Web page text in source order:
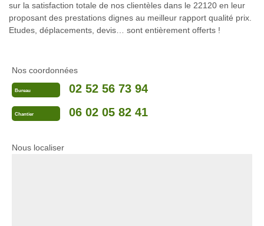
sur la satisfaction totale de nos clientèles dans le 22120 en leur
proposant des prestations dignes au meilleur rapport qualité prix.
Etudes, déplacements, devis… sont entièrement offerts !
Nos coordonnées
Bureau 02 52 56 73 94
Chantier 06 02 05 82 41
Nous localiser